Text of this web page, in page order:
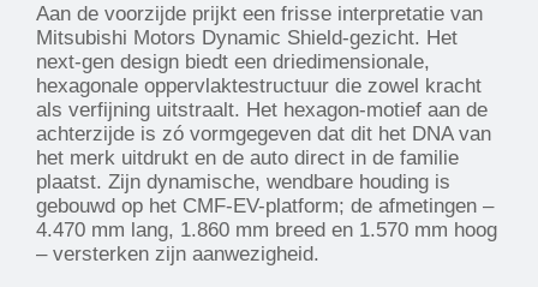
Aan de voorzijde prijkt een frisse interpretatie van
Mitsubishi Motors Dynamic Shield-gezicht. Het
next-gen design biedt een driedimensionale,
hexagonale oppervlaktestructuur die zowel kracht
als verfijning uitstraalt. Het hexagon-motief aan de
achterzijde is zó vormgegeven dat dit het DNA van
het merk uitdrukt en de auto direct in de familie
plaatst. Zijn dynamische, wendbare houding is
gebouwd op het CMF-EV-platform; de afmetingen –
4.470 mm lang, 1.860 mm breed en 1.570 mm hoog
– versterken zijn aanwezigheid.